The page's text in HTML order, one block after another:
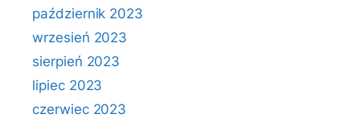
październik 2023
wrzesień 2023
sierpień 2023
lipiec 2023
czerwiec 2023